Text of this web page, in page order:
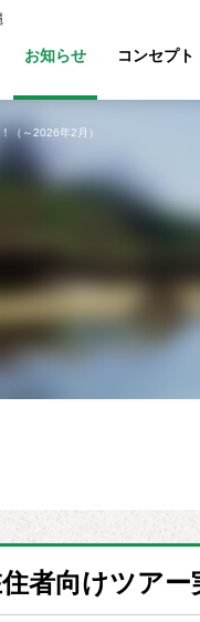
お知らせ コンセプト
（～2026年2月）
者向けツアー